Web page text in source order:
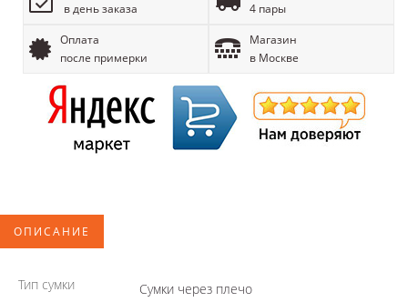
в день заказа
4 пары
Оплата
после примерки
Магазин
в Москве
ОПИСАНИЕ
Тип сумки
Сумки через плечо